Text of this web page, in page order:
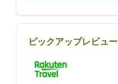
ピックアップレビュー